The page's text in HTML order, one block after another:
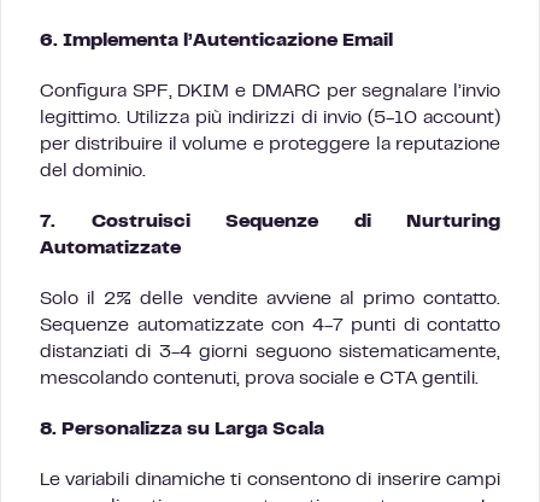
6. Implementa l’Autenticazione Email
Configura SPF, DKIM e DMARC per segnalare l’invio
legittimo. Utilizza più indirizzi di invio (5-10 account)
per distribuire il volume e proteggere la reputazione
del dominio.
7. Costruisci Sequenze di Nurturing
Automatizzate
Solo il 2% delle vendite avviene al primo contatto.
Sequenze automatizzate con 4-7 punti di contatto
distanziati di 3-4 giorni seguono sistematicamente,
mescolando contenuti, prova sociale e CTA gentili.
8. Personalizza su Larga Scala
Le variabili dinamiche ti consentono di inserire campi